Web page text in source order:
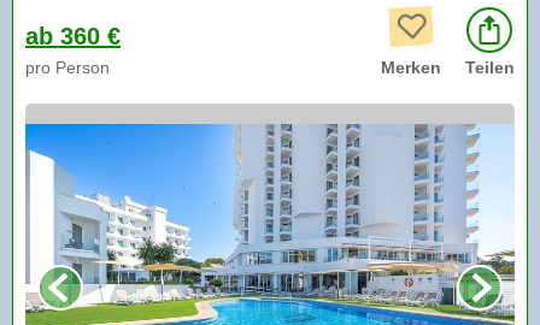
ab 360 €
pro Person Merken Teilen